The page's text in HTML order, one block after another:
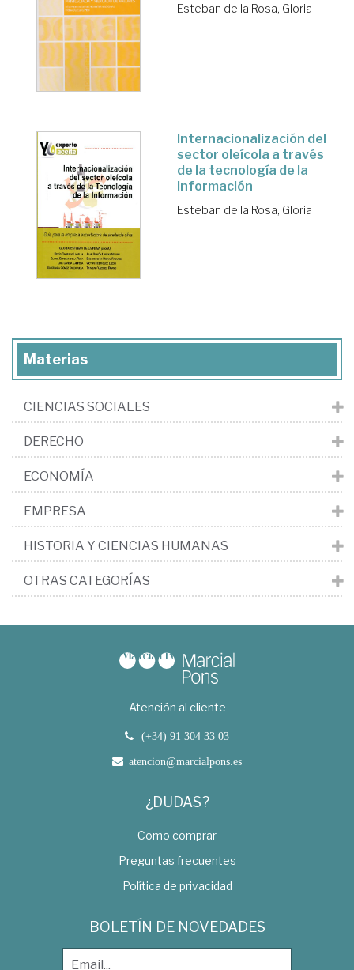
Esteban de la Rosa, Gloria
Internacionalización del
sector oleícola a través
de la tecnología de la
información
Esteban de la Rosa, Gloria
Materias
CIENCIAS SOCIALES
DERECHO
ECONOMÍA
EMPRESA
HISTORIA Y CIENCIAS HUMANAS
OTRAS CATEGORÍAS
Atención al cliente
(+34) 91 304 33 03
atencion@marcialpons.es
¿DUDAS?
Como comprar
Preguntas frecuentes
Política de privacidad
BOLETÍN DE NOVEDADES